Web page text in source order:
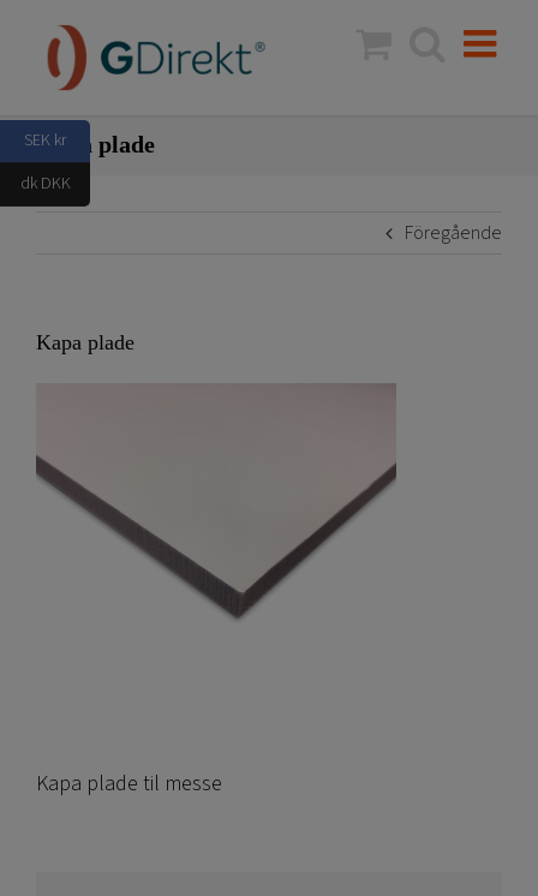
innehållet
Kapa plade
Föregående
Kapa plade
Kapa plade til messe
SEK kr
dk DKK